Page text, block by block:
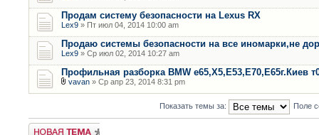
Продам систему безопасности на Lexus RX
Lex9 » Пт июл 04, 2014 10:00 am
Продаю системы безопасности на все иномарки,не
Lex9 » Ср июл 02, 2014 10:27 am
Профильная разборка BMW е65,Х5,Е53,Е70,Е65г.Киев
vavan » Ср апр 23, 2014 8:31 pm
Показать темы за: Поле
Новая тема